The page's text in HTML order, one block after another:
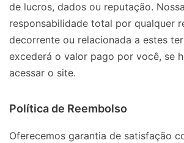
de lucros, dados ou reputação. Nossa
responsabilidade total por qualquer
decorrente ou relacionada a estes
excederá o valor pago por você, se
acessar o site.
Política de Reembolso
Oferecemos garantia de satisfação